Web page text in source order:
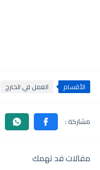
الأقسام العمل في الخارج
مقالات قد تهمك